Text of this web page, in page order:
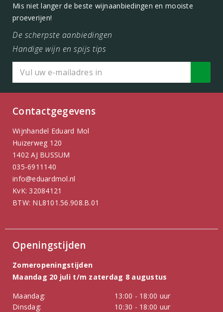
Mis niet langer de beste wijnaanbiedingen en mooiste
proeverijen!
De scherpste aanbiedingen
Handige wijn en spijs tips
Contactgegevens
Wijnhandel Eduard Mol
Huizerweg 120
1402 AJ BUSSUM
035-6911140
info@eduardmol.nl
KvK: 32084121
BTW: NL8101.56.908.B.01
Openingstijden
Zomeropeningstijden
Maandag 20 juli t/m zaterdag 8 augustus
Maandag:
13:00 - 18:00 uur
Dinsdag:
10:30 - 18:00 uur